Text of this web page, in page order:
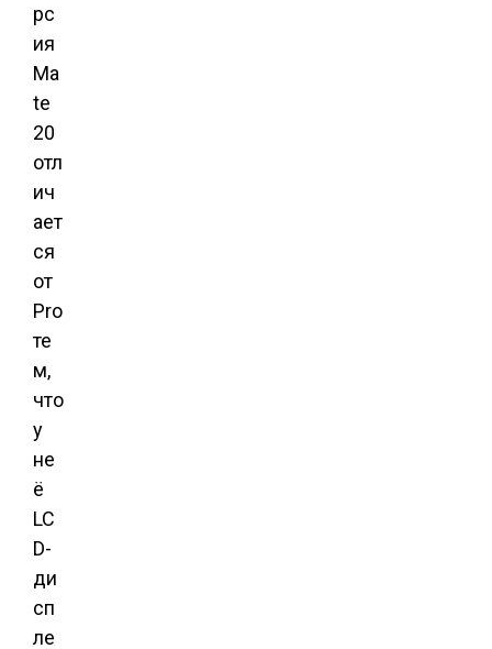
рс
ия
Ma
te
20
отл
ич
ает
ся
от
Pro
те
м,
что
у
не
ё
LC
D-
ди
сп
ле